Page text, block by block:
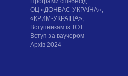
ОЦ «ДОНБАС-УКРАЇНА»,
«КРИМ-УКРАЇНА»,
Вступникам із ТОТ
Вступ за ваучером
Архів 2024